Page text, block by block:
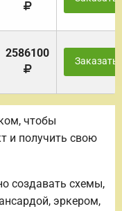
2586100
Заказать
чтобы
и получить свою
создавать схемы,
эркером,